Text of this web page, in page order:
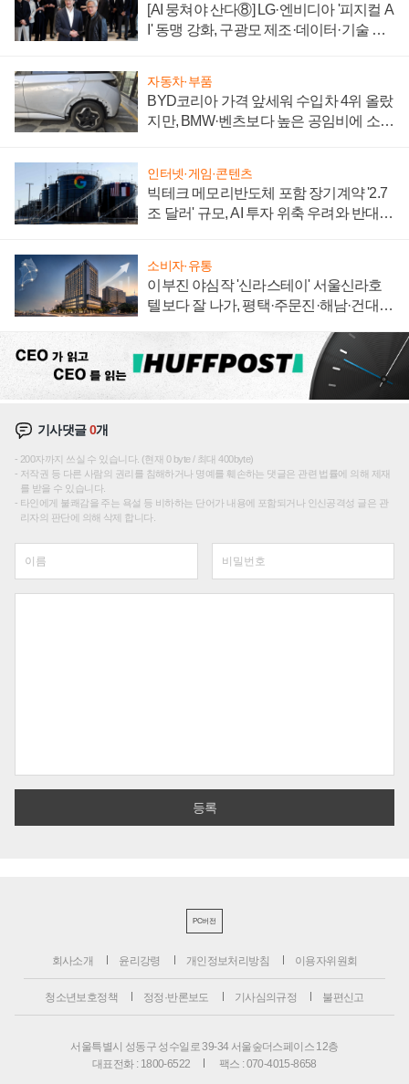
[AI 뭉쳐야 산다⑧] LG·엔비디아 '피지컬 A
I' 동맹 강화, 구광모 제조·데이터·기술 결
자동차·부품
BYD코리아 가격 앞세워 수입차 4위 올랐
지만, BMW·벤츠보다 높은 공임비에 소비
인터넷·게임·콘텐츠
빅테크 메모리반도체 포함 장기계약 '2.7
조 달러' 규모, AI 투자 위축 우려와 반대
소비자·유통
이부진 야심작 '신라스테이' 서울신라호
텔보다 잘 나가, 평택·주문진·해남·건대로
기사댓글0개
200자까지 쓰실 수 있습니다. (현재 0 byte / 최대 400byte)
저작권 등 다른 사람의 권리를 침해하거나 명예를 훼손하는 댓글은 관련 법률에 의해 제재
를 받을 수 있습니다.
타인에게 불쾌감을 주는 욕설 등 비하하는 단어가 내용에 포함되거나 인신공격성 글은 관
리자의 판단에 의해 삭제 합니다.
PC버전
회사소개 윤리강령 개인정보처리방침 이용자위원회
청소년보호정책 정정·반론보도 기사심의규정 불편신고
서울특별시 성동구 성수일로 39-34 서울숲더스페이스 12층
대표전화 : 1800-6522
팩스 : 070-4015-8658